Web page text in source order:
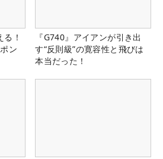
！
ン
『G740』アイアンが引き出
す“反則級”の寛容性と飛びは
本当だった！